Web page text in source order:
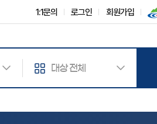
1:1문의 로그인 회원가입